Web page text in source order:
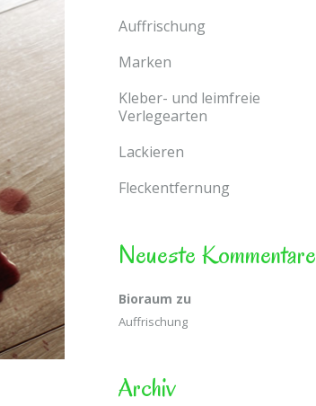
Auffrischung
Marken
Kleber- und leimfreie
Verlegearten
Lackieren
Fleckentfernung
Neueste Kommentare
Bioraum zu
Auffrischung
Archiv